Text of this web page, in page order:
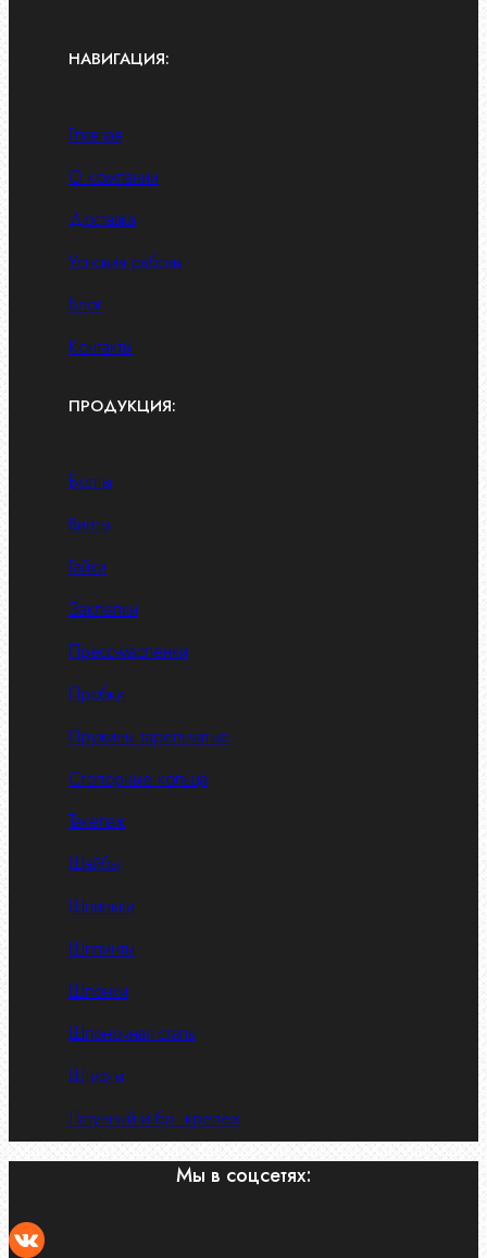
НАВИГАЦИЯ:
Главная
О компании
Доставка
Условия работы
Блог
Контакты
ПРОДУКЦИЯ:
Болты
Винты
Гайки
Заклепки
Пресс-масленки
Пробки
Пружины тарельчатые
Стопорные кольца
Такелаж
Шайбы
Шпильки
Шплинты
Шпонки
Шпоночная сталь
Штифты
Латунный и бр. крепеж
Мы в соцсетях: